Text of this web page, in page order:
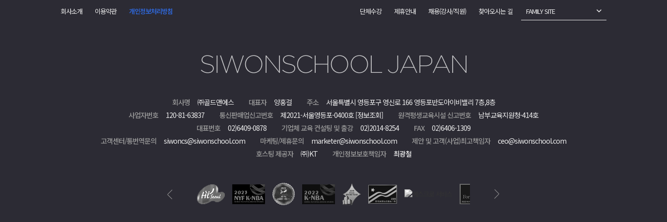
회사소개 이용약관 개인정보처리방침 단체수강 제휴안내 채용(강사/직원) 찾아오시는 길 FAMILY SITE
회사명 ㈜골드앤에스 대표자 양홍걸 주소
서울특별시 영등포구 영신로 166 영등포반도아이비밸리 7층,8층
사업자번호
120-81-63837 통신판매업신고번호 제2021-서울영등포-0400호 [정보조회] 원격평생교육시설 신고번호
남부교육지원청-414호
대표번호
02)6409-0878 기업체 교육 컨설팅 및 출강 02)2014-8254 FAX
02)6406-1309
고객센터/통번역문의
siwoncs@siwonschool.com 마케팅/제휴문의 marketer@siwonschool.com 제안 및 고객(사업)최고책임자
ceo@siwonschool.com
호스팅 제공자
㈜)KT 개인정보보호책임자 최광철